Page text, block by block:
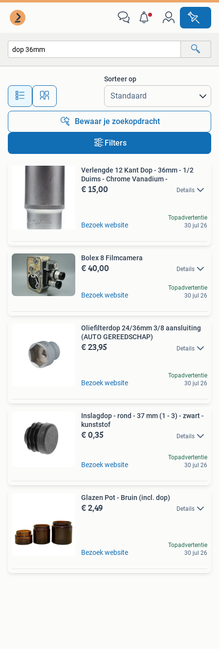
Alle afstanden…
Sorteer op
Bewaar je zoekopdracht
Filters
Verlengde 12 Kant Dop - 36mm - 1/2
Duims - Chrome Vanadium -
€ 15,00 Details
Bezoek website
Topadvertentie
30 jul 26
Bolex 8 Filmcamera
€ 40,00 Details
Bezoek website
Topadvertentie
30 jul 26
Oliefilterdop 24/36mm 3/8 aansluiting
(AUTO GEREEDSCHAP)
€ 23,95 Details
Bezoek website
Topadvertentie
30 jul 26
Inslagdop - rond - 37 mm (1 - 3) - zwart -
kunststof
€ 0,35 Details
Bezoek website
Topadvertentie
30 jul 26
Glazen Pot - Bruin (incl. dop)
€ 2,49 Details
Bezoek website
Topadvertentie
30 jul 26